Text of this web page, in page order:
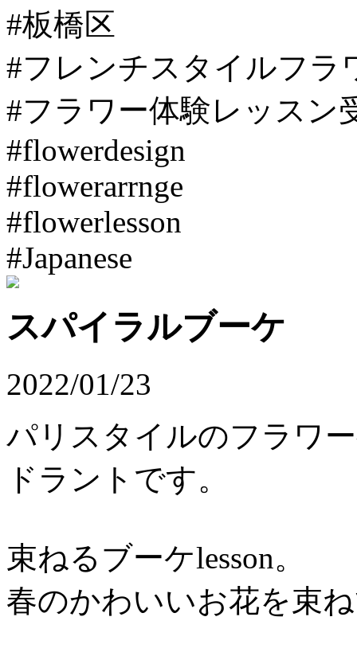
#板橋区
#フレンチスタイルフラ
#フラワー体験レッスン
#flowerdesign
#flowerarrnge
#flowerlesson
#Japanese
スパイラルブーケ
2022/01/23
パリスタイルのフラワ
ドラントです。
束ねるブーケlesson。
春のかわいいお花を束